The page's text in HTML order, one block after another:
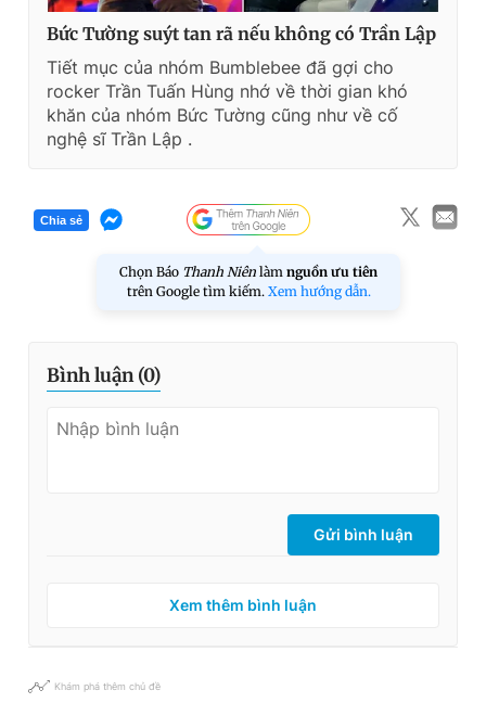
Bức Tường suýt tan rã nếu không có Trần Lập
Tiết mục của nhóm Bumblebee đã gợi cho
rocker Trần Tuấn Hùng nhớ về thời gian khó
khăn của nhóm Bức Tường cũng như về cố
nghệ sĩ Trần Lập .
Chia sẻ
Chọn Báo Thanh Niên làm nguồn ưu tiên
trên Google tìm kiếm. Xem hướng dẫn.
Bình luận (0)
Gửi bình luận
Xem thêm bình luận
Khám phá thêm chủ đề